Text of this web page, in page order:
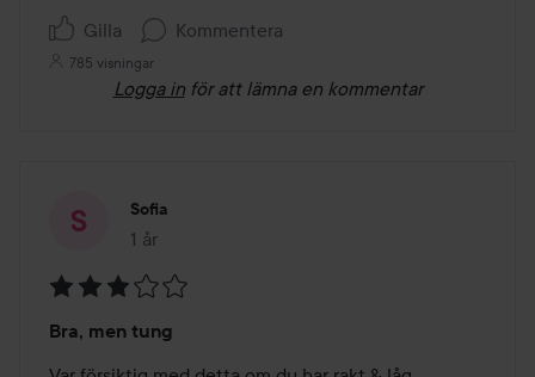
Gilla Kommentera
785 visningar
Logga in för att lämna en kommentar
Sofia
1 år
Inlägget skapades 1 år
3
av
Bra, men tung